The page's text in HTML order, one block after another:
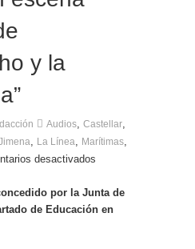
de Fútbol Senior Alcalde
se disputa la semana
y la
Audios, Castellar,
, La Línea, Marítimas,
desactivados
por la Junta de
de Educación en